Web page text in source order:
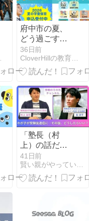
府中市の夏、
どう過ごす？
教育複合施設
「Clover Hill」
が提案する、
新しいカタチ
36日前
「塾長（村
上）の話だ
け」を信じて
はいけないと
思っていま
41日前